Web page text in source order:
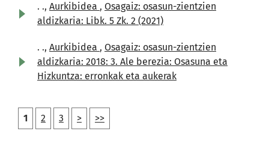
. ., Aurkibidea , Osagaiz: osasun-zientzien
aldizkaria: Libk. 5 Zk. 2 (2021)
. ., Aurkibidea , Osagaiz: osasun-zientzien
aldizkaria: 2018: 3. Ale berezia: Osasuna eta
Hizkuntza: erronkak eta aukerak
1 2 3 > >>